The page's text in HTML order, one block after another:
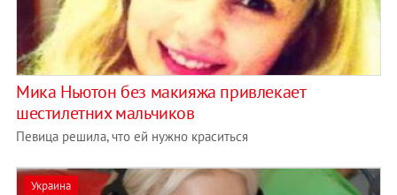
Мика Ньютон без макияжа привлекает
шестилетних мальчиков
Певица решила, что ей нужно краситься
Украина